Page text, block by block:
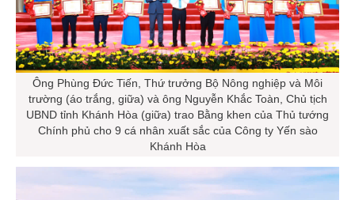
Ông Phùng Đức Tiến, Thứ trưởng Bộ Nông nghiệp và Môi
trường (áo trắng, giữa) và ông Nguyễn Khắc Toàn, Chủ tịch
UBND tỉnh Khánh Hòa (giữa) trao Bằng khen của Thủ tướng
Chính phủ cho 9 cá nhân xuất sắc của Công ty Yến sào
Khánh Hòa